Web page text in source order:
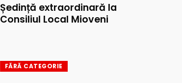
Ședință extraordinară la
Consiliul Local Mioveni
FĂRĂ CATEGORIE